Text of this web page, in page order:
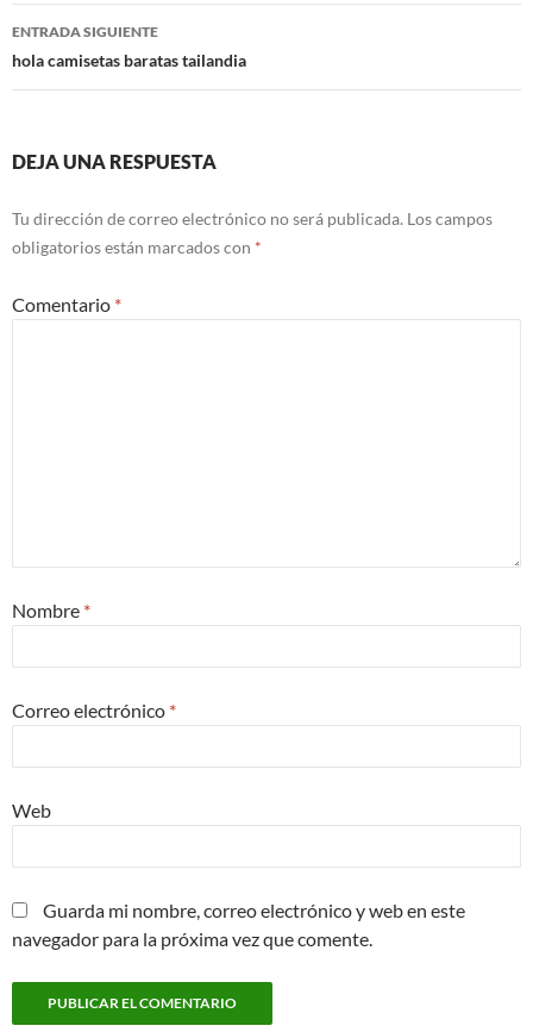
entradas
ENTRADA SIGUIENTE
hola camisetas baratas tailandia
DEJA UNA RESPUESTA
Tu dirección de correo electrónico no será publicada. Los campos
obligatorios están marcados con *
Comentario *
Nombre *
Correo electrónico *
Web
Guarda mi nombre, correo electrónico y web en este
navegador para la próxima vez que comente.